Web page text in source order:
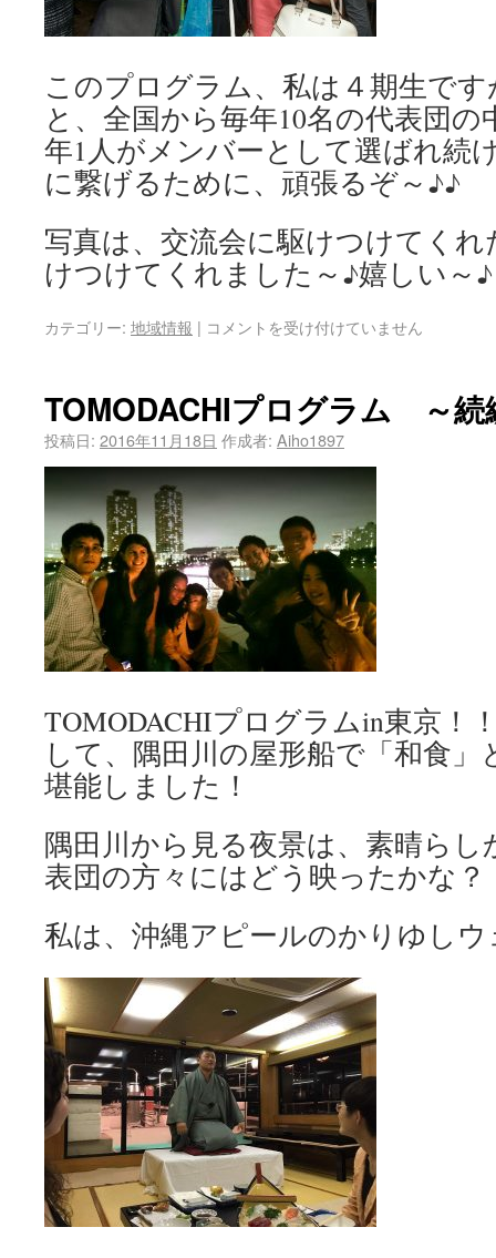
このプログラム、私は４期生で
と、全国から毎年10名の代表団
年1人がメンバーとして選ばれ続
に繋げるために、頑張るぞ～♪♪
写真は、交流会に駆けつけてく
けつけてくれました～♪嬉しい～♪
カテゴリー: 地域情報 | コメントを受け付けていません
TOMODACHIプログラム ～続
投稿日: 2016年11月18日 作成者: Aiho1897
TOMODACHIプログラムin東京！
して、隅田川の屋形船で「和食」
堪能しました！
隅田川から見る夜景は、素晴ら
表団の方々にはどう映ったかな？
私は、沖縄アピールのかりゆし